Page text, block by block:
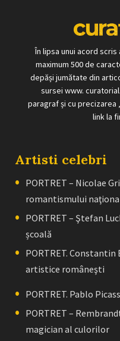
În lipsa unui acord
maximum 500 de
depăși jumătate din
sursei www.
paragraf și cu precizarea
link la
Artisti celebri
PORTRET – Nicolae
romantismului
PORTRET – Ştefan
școală
PORTRET.
artistice româneşti
PORTRET. Pablo
PORTRET –
magician al culorilor